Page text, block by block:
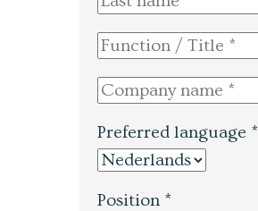
Preferred language *
Position *